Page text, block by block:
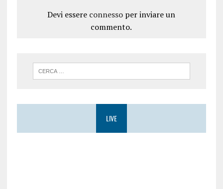
Devi essere connesso per inviare un
commento.
LIVE